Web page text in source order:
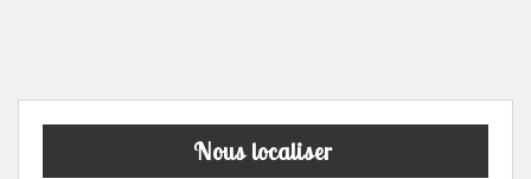
Nous localiser